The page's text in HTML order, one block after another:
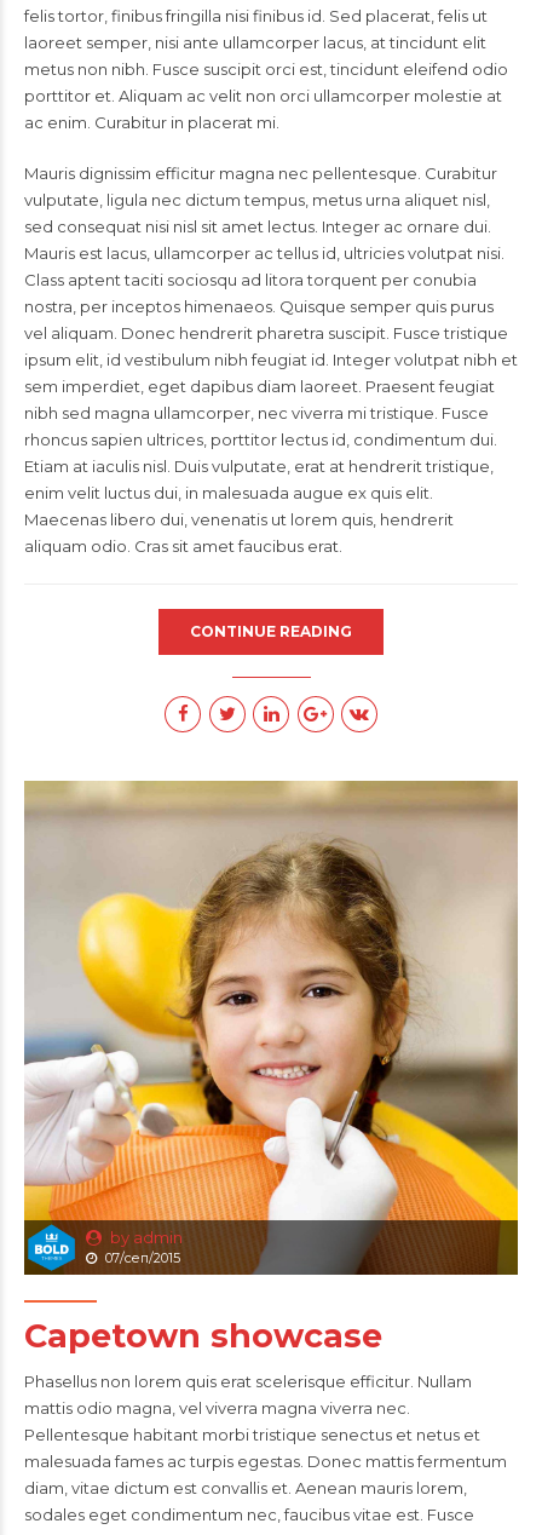
felis tortor, finibus fringilla nisi finibus id. Sed placerat, felis ut
laoreet semper, nisi ante ullamcorper lacus, at tincidunt elit
metus non nibh. Fusce suscipit orci est, tincidunt eleifend odio
porttitor et. Aliquam ac velit non orci ullamcorper molestie at
ac enim. Curabitur in placerat mi.
Mauris dignissim efficitur magna nec pellentesque. Curabitur
vulputate, ligula nec dictum tempus, metus urna aliquet nisl,
sed consequat nisi nisl sit amet lectus. Integer ac ornare dui.
Mauris est lacus, ullamcorper ac tellus id, ultricies volutpat nisi.
Class aptent taciti sociosqu ad litora torquent per conubia
nostra, per inceptos himenaeos. Quisque semper quis purus
vel aliquam. Donec hendrerit pharetra suscipit. Fusce tristique
ipsum elit, id vestibulum nibh feugiat id. Integer volutpat nibh et
sem imperdiet, eget dapibus diam laoreet. Praesent feugiat
nibh sed magna ullamcorper, nec viverra mi tristique. Fusce
rhoncus sapien ultrices, porttitor lectus id, condimentum dui.
Etiam at iaculis nisl. Duis vulputate, erat at hendrerit tristique,
enim velit luctus dui, in malesuada augue ex quis elit.
Maecenas libero dui, venenatis ut lorem quis, hendrerit
aliquam odio. Cras sit amet faucibus erat.
CONTINUE READING
by admin
07/сеп/2015
Capetown showcase
Phasellus non lorem quis erat scelerisque efficitur. Nullam
mattis odio magna, vel viverra magna viverra nec.
Pellentesque habitant morbi tristique senectus et netus et
malesuada fames ac turpis egestas. Donec mattis fermentum
diam, vitae dictum est convallis et. Aenean mauris lorem,
sodales eget condimentum nec, faucibus vitae est. Fusce